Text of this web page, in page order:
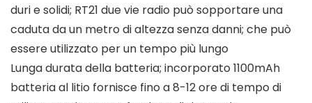
duri e solidi; RT21 due vie radio può sopportare una
caduta da un metro di altezza senza danni; che può
essere utilizzato per un tempo più lungo
Lunga durata della batteria; incorporato 1100mAh
batteria al litio fornisce fino a 8-12 ore di tempo di